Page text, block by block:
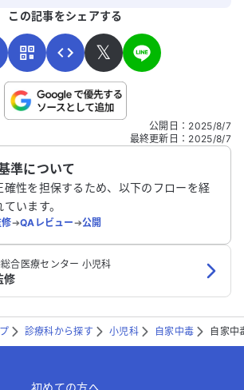
用のフォームです。氏名やご自身の病気の詳細な
送信する
この記事をシェアする
𝕏
公開日 ： 2025/8/7
最終更新日 ： 2025/8/7
準について
確性を担保するため、以下のフローを経
います。
➔QAレビュー➔公開
合医療センター 小児科
修
診療科から探す 小児科 自家中毒 自家中
初めての方へ